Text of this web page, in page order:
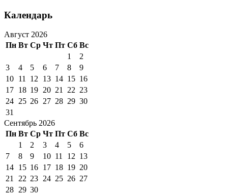
Календарь
Август 2026
Пн Вт Ср Чт Пт Сб Вс
1
2
3
4 5 6 7 8
9
10 11 12 13 14 15 16
17 18 19 20 21 22 23
24 25 26 27 28 29 30
31
Сентябрь 2026
Пн Вт Ср Чт Пт Сб Вс
1
2 3 4 5
6
7
8 9 10 11 12 13
14 15 16 17 18 19 20
21
22 23 24 25 26 27
28 29 30